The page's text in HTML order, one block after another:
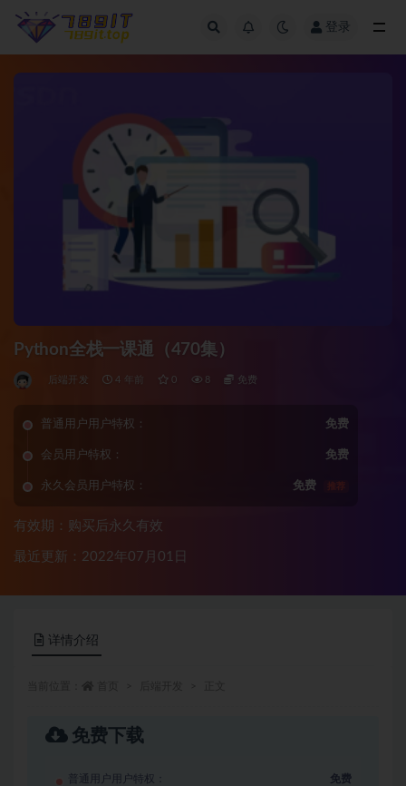
登录
Python全栈一课通（470集）
后端开发 4 年前 0 8 免费
普通用户用户特权： 免费
会员用户特权： 免费
永久会员用户特权： 免费 推荐
有效期：购买后永久有效
最近更新：2022年07月01日
详情介绍
免费下载
普通用户用户特权： 免费